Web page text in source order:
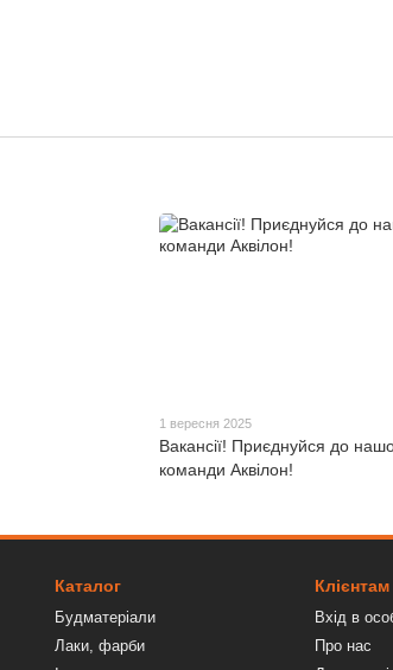
1 вересня 2025
Вакансії! Приєднуйся до
команди Аквілон!
Каталог
Будматеріали
Лаки, фарби
Клієнтам
Вхід в
Про нас